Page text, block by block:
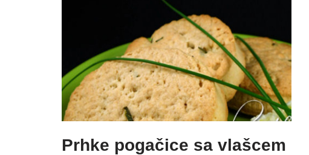
Prhke pogačice sa vlašcem